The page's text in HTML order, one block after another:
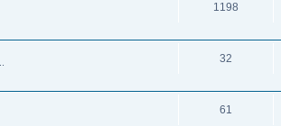
1198
32
61